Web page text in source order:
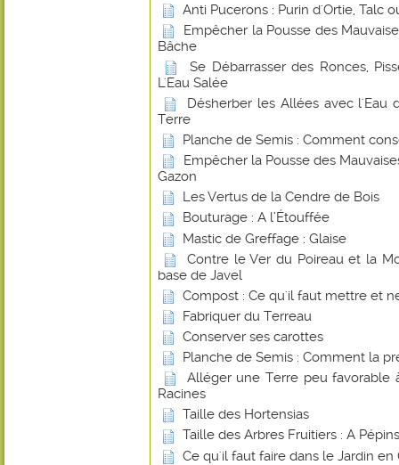
Anti Pucerons : Purin d'Ortie, Talc
Empêcher la Pousse des
Bâche
Se Débarrasser des Ronces,
L'Eau Salée
Désherber les Allées avec l'Eau
Terre
Planche de Semis : Comment
Empêcher la Pousse des
Gazon
Les Vertus de la Cendre de Bois
Bouturage : A l’Étouffée
Mastic de Greffage : Glaise
Contre le Ver du Poireau et la
base de Javel
Compost : Ce qu'il faut mettre et
Fabriquer du Terreau
Conserver ses carottes
Planche de Semis : Comment la
Alléger une Terre peu favorable
Racines
Taille des Hortensias
Taille des Arbres Fruitiers : A
Ce qu'il faut faire dans le Jardin en